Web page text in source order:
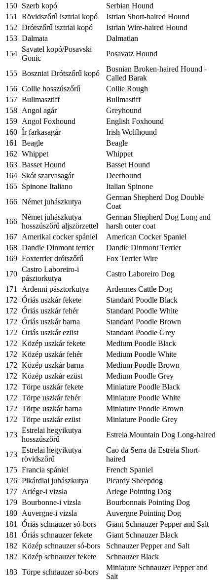
150 Szerb kopó
Serbian Hound
151
Rövidszőrű isztriai kopó
Istrian Short-haired Hound
152 Drótszőrű isztriai kopó
Istrian Wire-haired Hound
153 Dalmata
Dalmatian
154
Savatel kopó/Posavski
Gonic
Posavatz Hound
155 Boszniai Drótszőrű kopó
Bosnian Broken-haired Hound -
Called Barak
156 Collie hosszúszőrű
Collie Rough
157 Bullmasztiff
Bullmastiff
158 Angol agár
Greyhound
159 Angol Foxhound
English Foxhound
160 Ír farkasagár
Irish Wolfhound
161
Beagle
Beagle
162 Whippet
Whippet
163 Basset Hound
Basset Hound
164 Skót szarvasagár
Deerhound
165 Spinone Italiano
Italian Spinone
166 Német juhászkutya
German Shepherd Dog Double
Coat
166
Német juhászkutya
hosszúszőrű aljszörzettel
German Shepherd Dog Long and
harsh outer coat
167 Amerikai cocker spániel
American Cocker Spaniel
168 Dandie Dinmont terrier
Dandie Dinmont Terrier
169 Foxterrier drótszőrű
Fox Terrier Wire
170
Castro Laboreiro-i
pásztorkutya
Castro Laboreiro Dog
171
Ardenni pásztorkutya
Ardennes Cattle Dog
172 Óriás uszkár fekete
Standard Poodle Black
172 Óriás uszkár fehér
Standard Poodle White
172 Óriás uszkár barna
Standard Poodle Brown
172 Óriás uszkár ezüst
Standard Poodle Grey
172 Közép uszkár fekete
Medium Poodle Black
172 Közép uszkár fehér
Medium Poodle White
172 Közép uszkár barna
Medium Poodle Brown
172 Közép uszkár ezüst
Medium Poodle Grey
172 Törpe uszkár fekete
Miniature Poodle Black
172 Törpe uszkár fehér
Miniature Poodle White
172 Törpe uszkár barna
Miniature Poodle Brown
172 Törpe uszkár ezüst
Miniature Poodle Grey
173
Estrelai hegyikutya
hosszúszőrű
Estrela Mountain Dog Long-haired
173
Estrelai hegyikutya
rövidszőrű
Cao da Serra da Estrela Short-
haired
175 Francia spániel
French Spaniel
176 Pikárdiai juhászkutya
Picardy Sheepdog
177 Ariége-i vizsla
Ariege Pointing Dog
179 Bourbonne-i vizsla
Bourbonnais Pointing Dog
180 Auvergne-i vizsla
Auvergne Pointing Dog
181
Óriás schnauzer só-bors
Giant Schnauzer Pepper and Salt
181
Óriás schnauzer fekete
Giant Schnauzer Black
182 Közép schnauzer só-bors
Schnauzer Pepper and Salt
182 Közép schnauzer fekete
Schnauzer Black
183 Törpe schnauzer só-bors
Miniature Schnauzer Pepper and
Salt